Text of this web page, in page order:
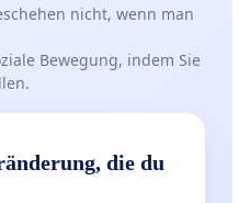
nicht, wenn man
Bewegung, indem Sie
die du